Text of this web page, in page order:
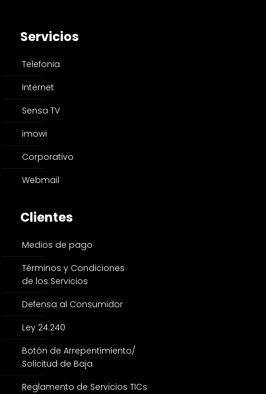
Servicios
Telefonia
Internet
Sensa TV
imowi
Corporativo
Webmail
Clientes
Medios de pago
Términos y Condiciones
de los Servicios
Defensa al Consumidor
Ley 24.240
Botón de Arrepentimiento/
Solicitud de Baja
Reglamento de Servicios TICs